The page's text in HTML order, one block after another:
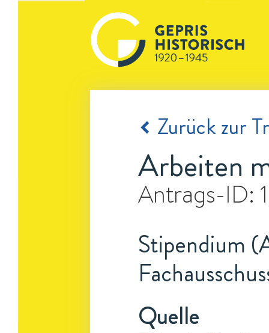
Zurück zur
Arbeiten
Antrags-ID:
Stipendium
Quelle